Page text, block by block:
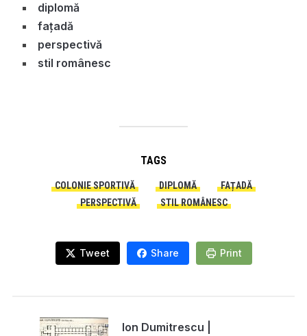
diplomă
fațadă
perspectivă
stil românesc
TAGS
COLONIE SPORTIVĂ DIPLOMĂ
FAȚADĂ
PERSPECTIVĂ
STIL ROMÂNESC
Tweet Share Print
Ion Dumitrescu |